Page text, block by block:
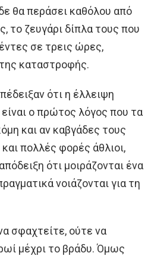
θα περάσει καθόλου από
το ζευγάρι δίπλα τους που
σε τρεις ώρες,
καταστροφής.
ότι η έλλειψη
ο πρώτος λόγος που τα
και αν καβγάδες τους
και πολλές φορές άθλιοι,
ότι μοιράζονται ένα
νοιάζονται για τη
σφαχτείτε, ούτε να
μέχρι το βράδυ. Όμως